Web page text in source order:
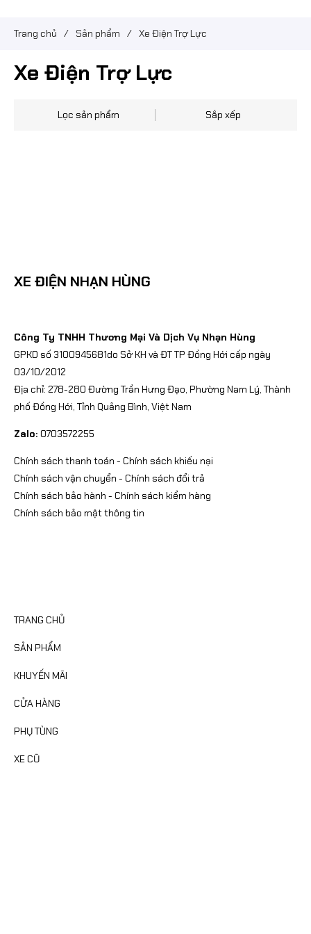
Trang chủ / Sản phẩm / Xe Điện Trợ Lực
Xe Điện Trợ Lực
Lọc sản phẩm Sắp xếp
XE ĐIỆN NHẠN HÙNG
Công Ty TNHH Thương Mại Và Dịch Vụ Nhạn Hùng
GPKD số 3100945681do Sở KH và ĐT TP Đồng Hới cấp ngày
03/10/2012
Địa chỉ: 278-280 Đường Trần Hưng Đạo, Phường Nam Lý, Thành
phố Đồng Hới, Tỉnh Quảng Bình, Việt Nam
Zalo: 0703572255
Chính sách thanh toán - Chính sách khiếu nại
Chính sách vận chuyển - Chính sách đổi trả
Chính sách bảo hành - Chính sách kiểm hàng
Chính sách bảo mật thông tin
TRANG CHỦ
SẢN PHẨM
KHUYẾN MÃI
CỬA HÀNG
PHỤ TÙNG
XE CŨ